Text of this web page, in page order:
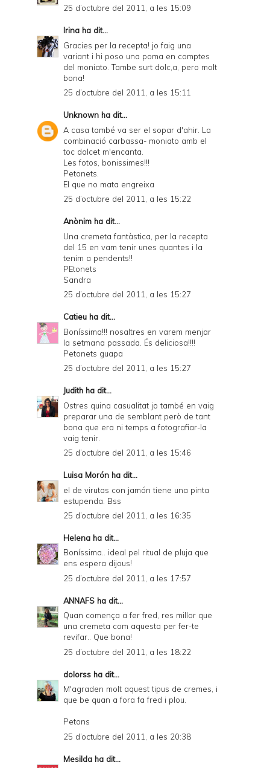
25 d’octubre del 2011, a les 15:09
Irina ha dit...
Gracies per la recepta! jo faig una
variant i hi poso una poma en comptes
del moniato. Tambe surt dolc,a, pero molt
bona!
25 d’octubre del 2011, a les 15:11
Unknown ha dit...
A casa també va ser el sopar d'ahir. La
combinació carbassa- moniato amb el
toc dolcet m'encanta.
Les fotos, bonissimes!!!
Petonets.
El que no mata engreixa
25 d’octubre del 2011, a les 15:22
Anònim ha dit...
Una cremeta fantàstica, per la recepta
del 15 en vam tenir unes quantes i la
tenim a pendents!!
PEtonets
Sandra
25 d’octubre del 2011, a les 15:27
Catieu ha dit...
Boníssima!!! nosaltres en varem menjar
la setmana passada. És deliciosa!!!!
Petonets guapa
25 d’octubre del 2011, a les 15:27
Judith ha dit...
Ostres quina casualitat jo també en vaig
preparar una de semblant però de tant
bona que era ni temps a fotografiar-la
vaig tenir.
25 d’octubre del 2011, a les 15:46
Luisa Morón ha dit...
el de virutas con jamón tiene una pinta
estupenda. Bss
25 d’octubre del 2011, a les 16:35
Helena ha dit...
Boníssima.. ideal pel ritual de pluja que
ens espera dijous!
25 d’octubre del 2011, a les 17:57
ANNAFS ha dit...
Quan comença a fer fred, res millor que
una cremeta com aquesta per fer-te
revifar.. Que bona!
25 d’octubre del 2011, a les 18:22
dolorss ha dit...
M'agraden molt aquest tipus de cremes, i
que be quan a fora fa fred i plou.
Petons
25 d’octubre del 2011, a les 20:38
Mesilda ha dit...